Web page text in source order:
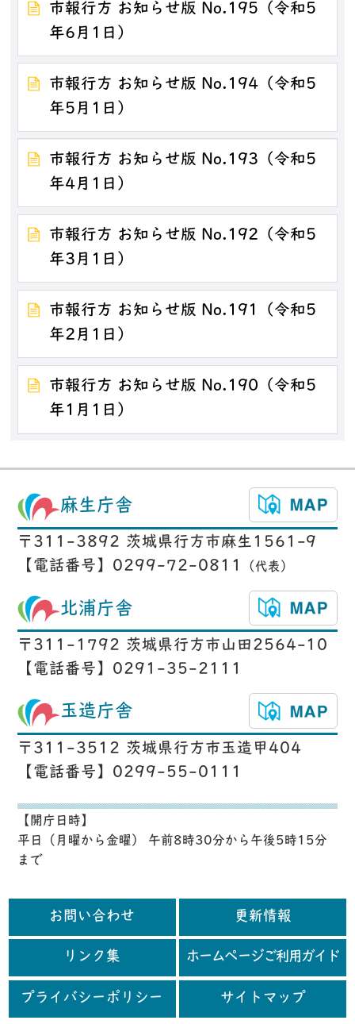
市報行方 お知らせ版 No.195（令和5
年6月1日）
市報行方 お知らせ版 No.194（令和5
年5月1日）
市報行方 お知らせ版 No.193（令和5
年4月1日）
市報行方 お知らせ版 No.192（令和5
年3月1日）
市報行方 お知らせ版 No.191（令和5
年2月1日）
市報行方 お知らせ版 No.190（令和5
年1月1日）
麻生庁舎
〒311-3892 茨城県行方市麻生1561-9
【電話番号】0299-72-0811
（代表）
北浦庁舎
〒311-1792 茨城県行方市山田2564-10
【電話番号】0291-35-2111
玉造庁舎
〒311-3512 茨城県行方市玉造甲404
【電話番号】0299-55-0111
【開庁日時】
平日（月曜から金曜） 午前8時30分から午後5時15分
まで
お問い合わせ 更新情報
リンク集 ホームページご利用ガイド
プライバシーポリシー サイトマップ